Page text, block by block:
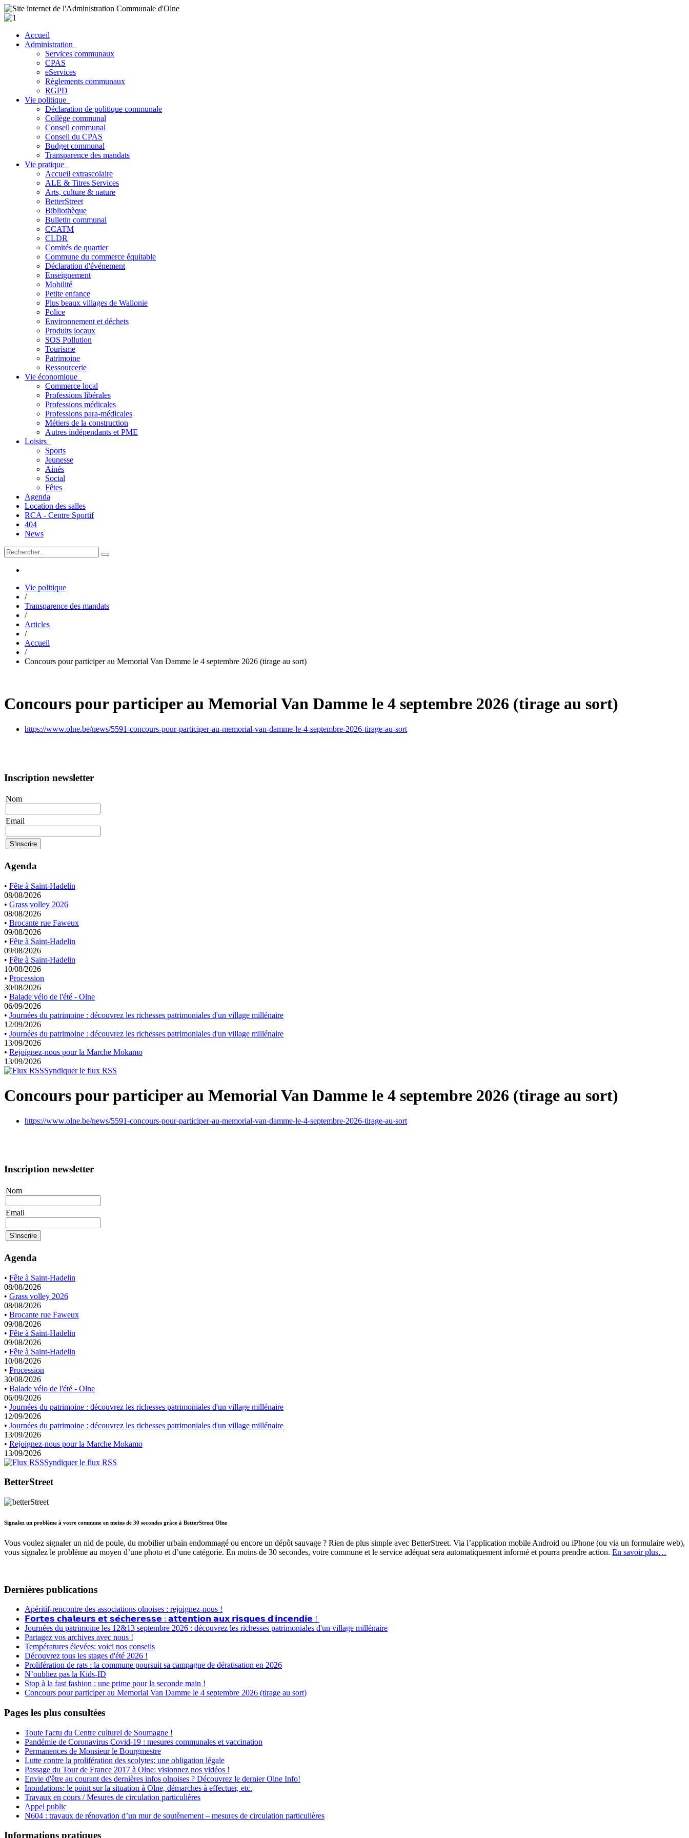
Accueil
Administration
Services communaux
CPAS
eServices
Règlements communaux
RGPD
Vie politique
Déclaration de politique communale
Collège communal
Conseil communal
Conseil du CPAS
Budget communal
Transparence des mandats
Vie pratique
Accueil extrascolaire
ALE & Titres Services
Arts, culture & nature
BetterStreet
Bibliothèque
Bulletin communal
CCATM
CLDR
Comités de quartier
Commune du commerce équitable
Déclaration d'événement
Enseignement
Mobilité
Petite enfance
Plus beaux villages de Wallonie
Police
Environnement et déchets
Produits locaux
SOS Pollution
Tourisme
Patrimoine
Ressourcerie
Vie économique
Commerce local
Professions libérales
Professions médicales
Professions para-médicales
Métiers de la construction
Autres indépendants et PME
Loisirs
Sports
Jeunesse
Ainés
Social
Fêtes
Agenda
Location des salles
RCA - Centre Sportif
404
News
Vie politique
/
Transparence des mandats
/
Articles
/
Accueil
/
Concours pour participer au Memorial Van Damme le 4 septembre 2026 (tirage au sort)
Concours pour participer au Memorial Van Damme le 4 septembre 2026 (tirage au sort)
https://www.olne.be/news/5591-concours-pour-participer-au-memorial-van-damme-le-4-septembre-2026-tirage-au-sort
Inscription newsletter
Nom
Email
Agenda
• Fête à Saint-Hadelin
08/08/2026
• Grass volley 2026
08/08/2026
• Brocante rue Faweux
09/08/2026
• Fête à Saint-Hadelin
09/08/2026
• Fête à Saint-Hadelin
10/08/2026
• Procession
30/08/2026
• Balade vélo de l'été - Olne
06/09/2026
• Journées du patrimoine : découvrez les richesses patrimoniales d'un village millénaire
12/09/2026
• Journées du patrimoine : découvrez les richesses patrimoniales d'un village millénaire
13/09/2026
• Rejoignez-nous pour la Marche Mokamo
13/09/2026
Syndiquer le flux RSS
Concours pour participer au Memorial Van Damme le 4 septembre 2026 (tirage au sort)
https://www.olne.be/news/5591-concours-pour-participer-au-memorial-van-damme-le-4-septembre-2026-tirage-au-sort
Inscription newsletter
Nom
Email
Agenda
• Fête à Saint-Hadelin
08/08/2026
• Grass volley 2026
08/08/2026
• Brocante rue Faweux
09/08/2026
• Fête à Saint-Hadelin
09/08/2026
• Fête à Saint-Hadelin
10/08/2026
• Procession
30/08/2026
• Balade vélo de l'été - Olne
06/09/2026
• Journées du patrimoine : découvrez les richesses patrimoniales d'un village millénaire
12/09/2026
• Journées du patrimoine : découvrez les richesses patrimoniales d'un village millénaire
13/09/2026
• Rejoignez-nous pour la Marche Mokamo
13/09/2026
Syndiquer le flux RSS
BetterStreet
Signalez un problème à votre commune en moins de 30 secondes grâce à BetterStreet Olne
Vous voulez signaler un nid de poule, du mobilier urbain endommagé ou encore un dépôt sauvage ? Rien de plus simple avec BetterStreet. Via l’application mobile Android ou iPhone (ou via un formulaire web),
vous signalez le problème au moyen d’une photo et d’une catégorie. En moins de 30 secondes, votre commune et le service adéquat sera automatiquement informé et pourra prendre action. En savoir plus…
Dernières publications
Apéritif-rencontre des associations olnoises : rejoignez-nous !
𝗙𝗼𝗿𝘁𝗲𝘀 𝗰𝗵𝗮𝗹𝗲𝘂𝗿𝘀 𝗲𝘁 𝘀𝗲́𝗰𝗵𝗲𝗿𝗲𝘀𝘀𝗲 : 𝗮𝘁𝘁𝗲𝗻𝘁𝗶𝗼𝗻 𝗮𝘂𝘅 𝗿𝗶𝘀𝗾𝘂𝗲𝘀 𝗱'𝗶𝗻𝗰𝗲𝗻𝗱𝗶𝗲 !
Journées du patrimoine les 12&13 septembre 2026 : découvrez les richesses patrimoniales d'un village millénaire
Partagez vos archives avec nous !
Températures élevées: voici nos conseils
Découvrez tous les stages d'été 2026 !
Prolifération de rats : la commune poursuit sa campagne de dératisation en 2026
N’oubliez pas la Kids-ID
Stop à la fast fashion : une prime pour la seconde main !
Concours pour participer au Memorial Van Damme le 4 septembre 2026 (tirage au sort)
Pages les plus consultées
Toute l'actu du Centre culturel de Soumagne !
Pandémie de Coronavirus Covid-19 : mesures communales et vaccination
Permanences de Monsieur le Bourgmestre
Lutte contre la prolifération des scolytes: une obligation légale
Passage du Tour de France 2017 à Olne: visionnez nos vidéos !
Envie d'être au courant des dernières infos olnoises ? Découvrez le dernier Olne Info!
Inondations: le point sur la situation à Olne, démarches à effectuer, etc.
Travaux en cours / Mesures de circulation particulières
Appel public
N604 : travaux de rénovation d’un mur de soutènement – mesures de circulation particulières
Informations pratiques